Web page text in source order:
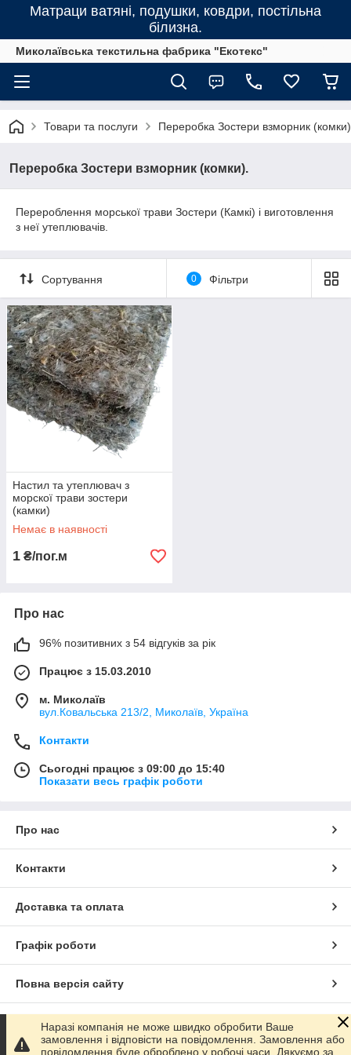
Матраци ватяні, подушки, ковдри, постільна
білизна.
Миколаївська текстильна фабрика "Екотекс"
Товари та послуги Переробка Зостери взморник
Переробка Зостери взморник (комки).
Перероблення морської трави Зостери (Камкі) і виготовлення
з неї утеплювачів.
Сортування 0 Фільтри
Настил та утеплювач з
морскої трави зостери
(камки)
Немає в наявності
1 ₴/пог.м
Про нас
96% позитивних з 54 відгуків за рік
Працює з 15.03.2010
м. Миколаїв
вул.Ковальська 213/2, Миколаїв, Україна
Контакти
Сьогодні працює з 09:00 до 15:40
Показати весь графік роботи
Про нас
Контакти
Доставка та оплата
Графік роботи
Повна версія сайту
Сайт створено на маркетплейсі Prom.ua
Наразі компанія не може швидко обробити Ваше
замовлення і відповісти на повідомлення. Замовлення або
повідомлення буде оброблено у робочі часи. Дякуємо за